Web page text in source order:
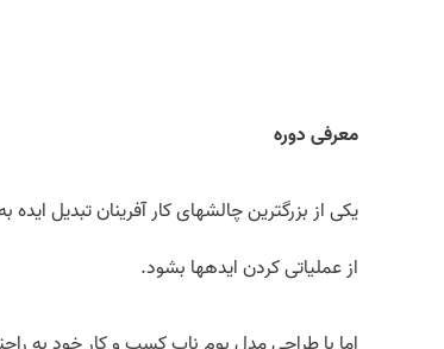
معرفی دوره
یکی از بزرگترین چالش­های کار آفرینان تبدیل
از عملیاتی کردن ایده­ها بشود.